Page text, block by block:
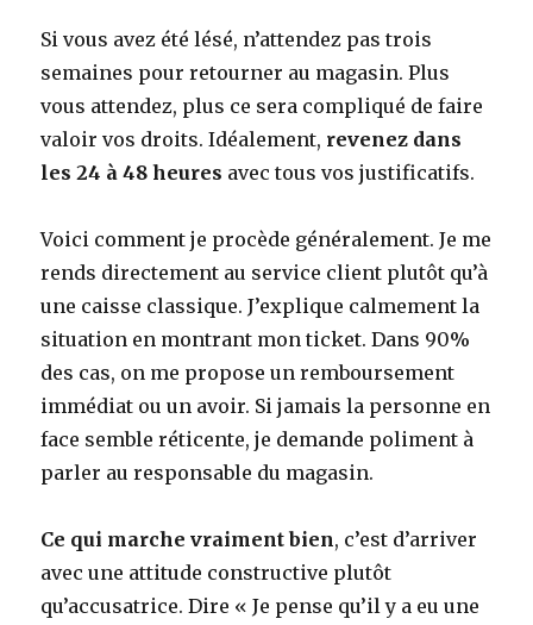
Si vous avez été lésé, n’attendez pas trois
semaines pour retourner au magasin. Plus
vous attendez, plus ce sera compliqué de faire
valoir vos droits. Idéalement, revenez dans
les 24 à 48 heures avec tous vos justificatifs.
Voici comment je procède généralement. Je me
rends directement au service client plutôt qu’à
une caisse classique. J’explique calmement la
situation en montrant mon ticket. Dans 90%
des cas, on me propose un remboursement
immédiat ou un avoir. Si jamais la personne en
face semble réticente, je demande poliment à
parler au responsable du magasin.
Ce qui marche vraiment bien, c’est d’arriver
avec une attitude constructive plutôt
qu’accusatrice. Dire « Je pense qu’il y a eu une